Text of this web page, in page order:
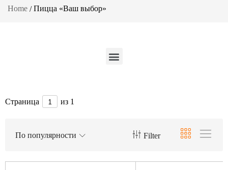
суши
–
доставка
Home Пицца «Ваш выбор»
Страница из 1
Filter
По популярности